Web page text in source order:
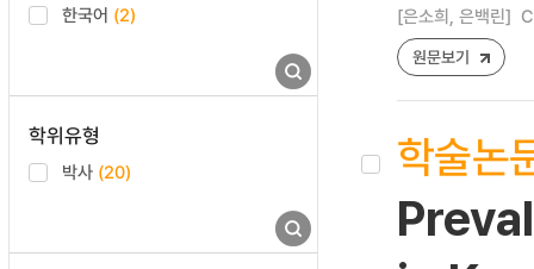
한국어 (2)
학위유형
박사 (20)
[은소희, 은백린]
원문보기
학술논